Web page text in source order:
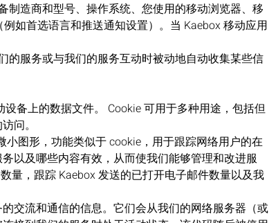
制造商和型号、操作系统、您使用的移动浏览器、移
如首选语言和推送通知设置）。当 Kaebox 移动应用
的服务或与我们的服务互动时被动地自动收集某些信
备上的数据文件。 Cookie 可用于多种用途，包括但
问。
小图形，功能类似于 cookie，用于跟踪网络用户的在
以及哪些内容有效，从而使我们能够管理和改进服
量，跟踪 Kaebox 发送的已打开电子邮件数量以及我
交流和通信的信息。它们会从我们的网络服务器（或